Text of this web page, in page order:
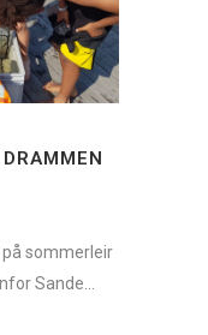
sommerleir
Sande...